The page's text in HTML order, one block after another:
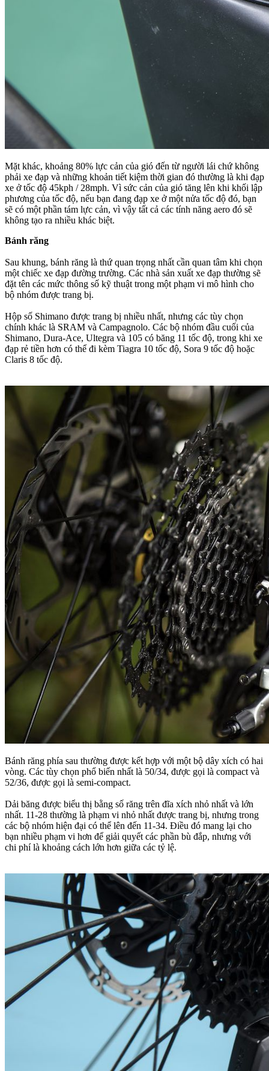
Mặt khác, khoảng 80% lực cản của gió đến từ người lái chứ không
phải xe đạp và những khoản tiết kiệm thời gian đó thường là khi đạp
xe ở tốc độ 45kph / 28mph. Vì sức cản của gió tăng lên khi khối lập
phương của tốc độ, nếu bạn đang đạp xe ở một nửa tốc độ đó, bạn
sẽ có một phần tám lực cản, vì vậy tất cả các tính năng aero đó sẽ
không tạo ra nhiều khác biệt.
Bánh răng
Sau khung, bánh răng là thứ quan trọng nhất cần quan tâm khi chọn
một chiếc xe đạp đường trường. Các nhà sản xuất xe đạp thường sẽ
đặt tên các mức thông số kỹ thuật trong một phạm vi mô hình cho
bộ nhóm được trang bị.
Hộp số Shimano được trang bị nhiều nhất, nhưng các tùy chọn
chính khác là SRAM và Campagnolo. Các bộ nhóm đầu cuối của
Shimano, Dura-Ace, Ultegra và 105 có băng 11 tốc độ, trong khi xe
đạp rẻ tiền hơn có thể đi kèm Tiagra 10 tốc độ, Sora 9 tốc độ hoặc
Claris 8 tốc độ.
Bánh răng phía sau thường được kết hợp với một bộ dây xích có hai
vòng. Các tùy chọn phổ biến nhất là 50/34, được gọi là compact và
52/36, được gọi là semi-compact.
Dải băng được biểu thị bằng số răng trên đĩa xích nhỏ nhất và lớn
nhất. 11-28 thường là phạm vi nhỏ nhất được trang bị, nhưng trong
các bộ nhóm hiện đại có thể lên đến 11-34. Điều đó mang lại cho
bạn nhiều phạm vi hơn để giải quyết các phần bù đắp, nhưng với
chi phí là khoảng cách lớn hơn giữa các tỷ lệ.